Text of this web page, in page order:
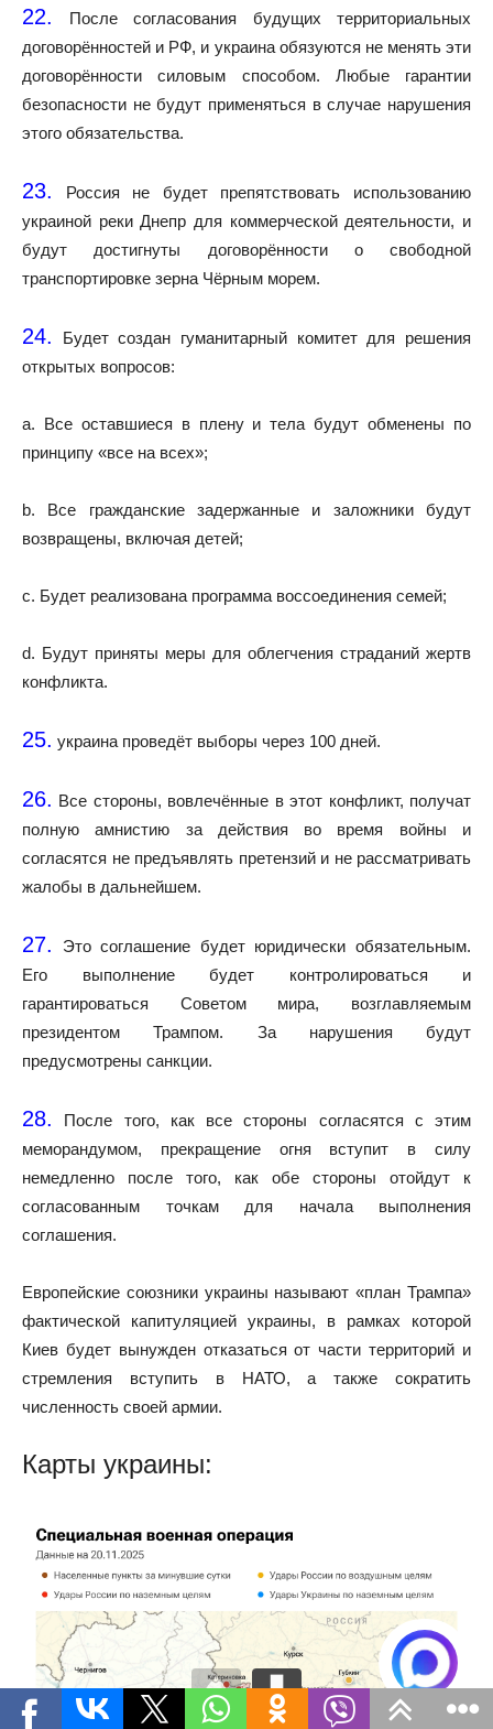
22.
После согласования будущих территориальных
договорённостей и РФ, и украина обязуются не менять эти
договорённости силовым способом. Любые гарантии
безопасности не будут применяться в случае нарушения
этого обязательства.
23.
Россия не будет препятствовать использованию
украиной реки Днепр для коммерческой деятельности, и
будут достигнуты договорённости о свободной
транспортировке зерна Чёрным морем.
24.
Будет создан гуманитарный комитет для решения
открытых вопросов:
a. Все оставшиеся в плену и тела будут обменены по
принципу «все на всех»;
b. Все гражданские задержанные и заложники будут
возвращены, включая детей;
c. Будет реализована программа воссоединения семей;
d. Будут приняты меры для облегчения страданий жертв
конфликта.
25. украина проведёт выборы через 100 дней.
26. Все стороны, вовлечённые в этот конфликт, получат
полную амнистию за действия во время войны и
согласятся не предъявлять претензий и не рассматривать
жалобы в дальнейшем.
27.
Это соглашение будет юридически обязательным.
Его выполнение будет контролироваться и
гарантироваться Советом мира, возглавляемым
президентом Трампом. За нарушения будут
предусмотрены санкции.
28.
После того, как все стороны согласятся с этим
меморандумом, прекращение огня вступит в силу
немедленно после того, как обе стороны отойдут к
согласованным точкам для начала выполнения
соглашения.
Европейские союзники украины называют «план Трампа»
фактической капитуляцией украины, в рамках которой
Киев будет вынужден отказаться от части территорий и
стремления вступить в НАТО, а также сократить
численность своей армии.
Карты украины: